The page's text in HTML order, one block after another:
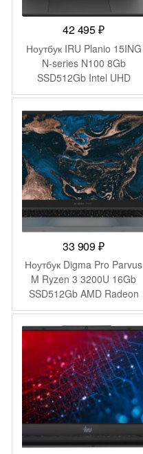
42 495₽
Ноутбук IRU Planio 15ING
N-series N100 8Gb
SSD512Gb Intel UHD
Graphics 15.6″ IPS FHD
Pro 64 black WiFi BT Cam
6000mAh (2059105)
33 909₽
Ноутбук Digma Pro Parvus
M Ryzen 3 3200U 16Gb
SSD512Gb AMD Radeon
Graphics 15.6″ IPS FHD
(1920×1080) Windows 11
Pro dk.grey WiFi BT Cam
4500mAh (DN15R3-
ADXW02)